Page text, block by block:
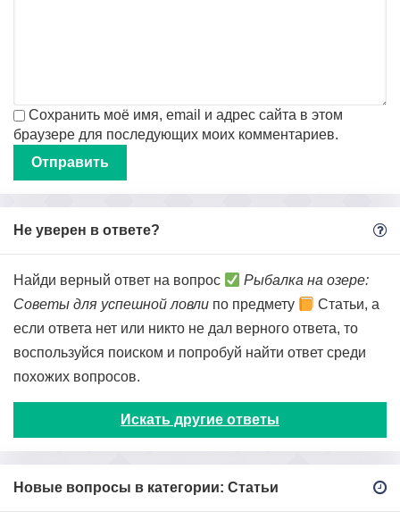
Сохранить моё имя, email и адрес сайта в этом
браузере для последующих моих комментариев.
Не уверен в ответе?
Найди верный ответ на вопрос
Рыбалка на озере:
Советы для успешной ловли по предмету
Статьи, а
если ответа нет или никто не дал верного ответа, то
воспользуйся поиском и попробуй найти ответ среди
похожих вопросов.
Искать другие ответы
Новые вопросы в категории: Статьи